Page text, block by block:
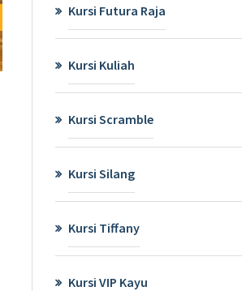
Kursi Futura Raja
Kursi Kuliah
Kursi Scramble
Kursi Silang
Kursi Tiffany
Kursi VIP Kayu